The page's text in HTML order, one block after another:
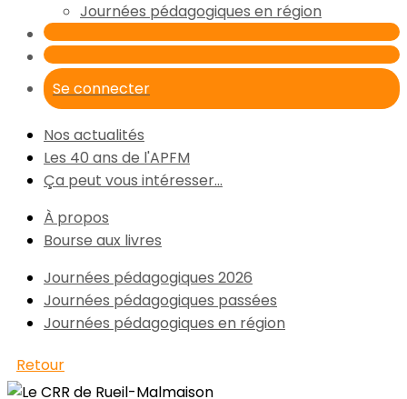
Journées pédagogiques en région
Se connecter
Nos actualités
Les 40 ans de l'APFM
Ça peut vous intéresser...
À propos
Bourse aux livres
Journées pédagogiques 2026
Journées pédagogiques passées
Journées pédagogiques en région
Retour